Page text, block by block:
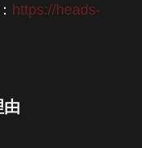
https://heads-
由